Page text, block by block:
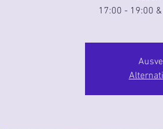
17:00 - 19:00